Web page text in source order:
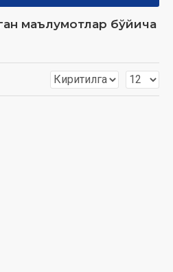
маълумотлар бўйича